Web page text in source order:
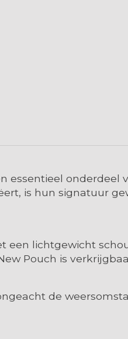
essentieel onderdeel
is hun signatuur
een lichtgewicht
Pouch is
de